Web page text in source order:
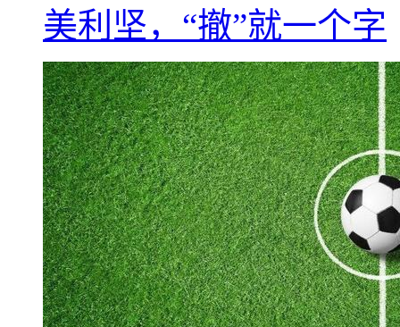
美利坚，“撤”就一个字